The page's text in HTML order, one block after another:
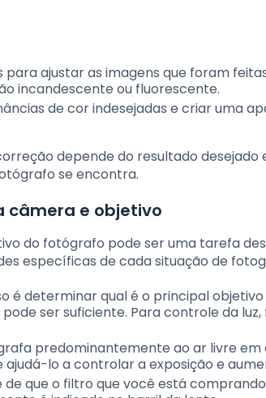
para ajustar as imagens que foram
incandescente ou fluorescente.
de cor indesejadas e criar uma
depende do resultado desejado
se encontra.
câmera e objetivo
do fotógrafo pode ser uma tarefa
específicas de cada situação de
é determinar qual é o principal
ser suficiente. Para controle da
predominantemente ao ar livre
ajudá-lo a controlar a exposição e
de que o filtro que você está